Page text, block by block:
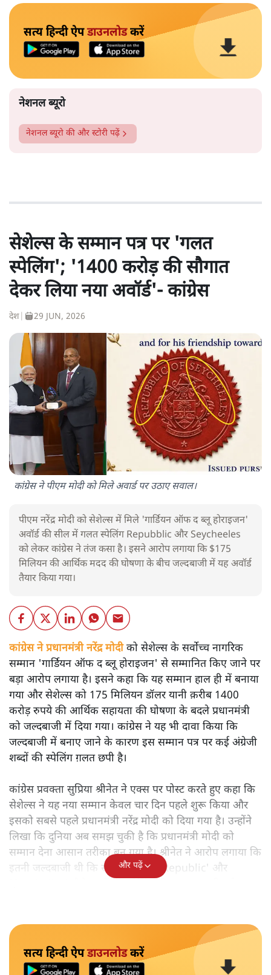
सत्य हिन्दी ऐपडाउनलोडकरें
नेशनल ब्यूरो
नेशनल ब्यूरो की और स्टोरी पढ़ें
सेशेल्स के सम्मान पत्र पर 'गलत
स्पेलिंग'; '1400 करोड़ की सौगात
देकर लिया नया अवॉर्ड'- कांग्रेस
देश 29 JUN, 2026
कांग्रेस ने पीएम मोदी को मिले अवार्ड पर उठाए सवाल।
पीएम नरेंद्र मोदी को सेशेल्स में मिले 'गार्डियन ऑफ द ब्लू होराइजन'
अवॉर्ड की सील में गलत स्पेलिंग Repubblic और Seycheeles
को लेकर कांग्रेस ने तंज कसा है। इसने आरोप लगाया कि $175
मिलियन की आर्थिक मदद की घोषणा के बीच जल्दबाजी में यह अवॉर्ड
तैयार किया गया।
कांग्रेस ने प्रधानमंत्री नरेंद्र मोदीको सेशेल्स के सर्वोच्च नागरिक
सम्मान 'गार्डियन ऑफ द ब्लू होराइजन' से सम्मानित किए जाने पर
बड़ा आरोप लगाया है। इसने कहा कि यह सम्मान हाल ही में बनाया
गया और सेशेल्स को 175 मिलियन डॉलर यानी क़रीब 1400
करोड़ रुपये की आर्थिक सहायता की घोषणा के बदले प्रधानमंत्री
को जल्दबाजी में दिया गया। कांग्रेस ने यह भी दावा किया कि
जल्दबाजी में बनाए जाने के कारण इस सम्मान पत्र पर कई अंग्रेजी
शब्दों की स्पेलिंग ग़लत छपी है।
कांग्रेस प्रवक्ता सुप्रिया श्रीनेत ने एक्स पर पोस्ट करते हुए कहा कि
सेशेल्स ने यह नया सम्मान केवल चार दिन पहले शुरू किया और
इसको सबसे पहले प्रधानमंत्री नरेंद्र मोदी को दिया गया है। उन्होंने
लिखा कि दुनिया अब समझ चुकी है कि प्रधानमंत्री मोदी को
सम्मान देना आसान तरीका बन गया है। श्रीनेत ने आरोप लगाया कि
इतनी जल्दबाजी थी कि सम्मान पत्र पर 'Republic' और
और पढ़ें
सत्य हिन्दी ऐपडाउनलोडकरें